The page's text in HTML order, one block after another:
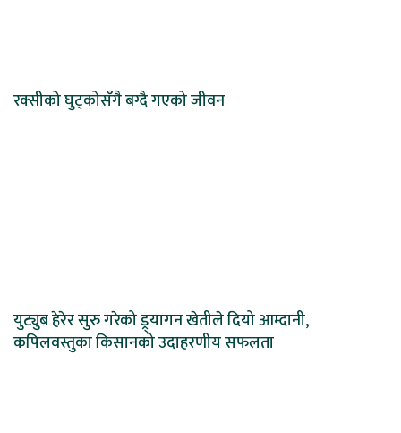
रक्सीको घुट्कोसँगै बग्दै गएको जीवन
युट्युब हेरेर सुरु गरेको ड्र्यागन खेतीले दियो आम्दानी,
कपिलवस्तुका किसानको उदाहरणीय सफलता